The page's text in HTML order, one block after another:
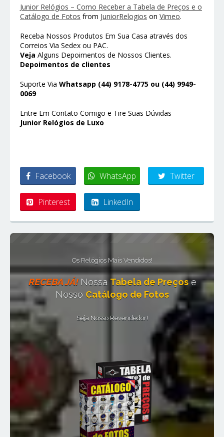
Junior Relógios – Como Receber a Tabela de Preços e o
Catálogo de Fotos from JuniorRelogios on Vimeo.
Receba Nossos Produtos Em Sua Casa através dos
Correios Via Sedex ou PAC.
Veja Alguns Depoimentos de Nossos Clientes.
Depoimentos de clientes
Suporte Via Whatsapp (44) 9178-4775 ou (44) 9949-
0069
Entre Em Contato Comigo e Tire Suas Dúvidas
Junior Relógios de Luxo
Facebook WhatsApp Twitter
Pinterest LinkedIn
Os Relógios Mais Vendidos!
RECEBA JÁ!Nossa Tabela de Preçose
Nosso Catálogo de Fotos
Seja Nosso Revendedor!